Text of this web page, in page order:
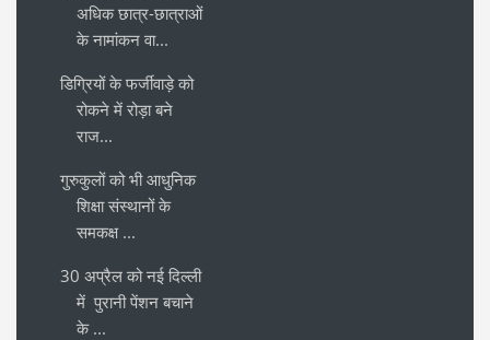
अधिक छात्र-छात्राओं
के नामांकन वा...
डिग्रियों के फर्जीवाड़े को
रोकने में रोड़ा बने
राज...
गुरुकुलों को भी आधुनिक
शिक्षा संस्थानों के
समकक्ष ...
30 अप्रैल को नई दिल्ली
में पुरानी पेंशन बचाने
के ...